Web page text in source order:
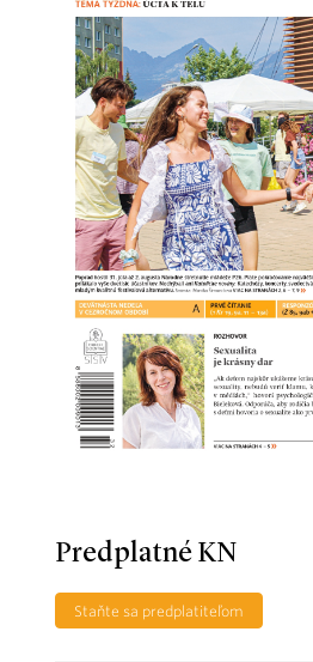
Predplatné KN
Staňte sa predplatiteľom